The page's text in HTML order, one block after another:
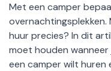
Met een camper
overnachtingsplekken.
huur precies? In dit
moet houden wanneer
een camper wilt